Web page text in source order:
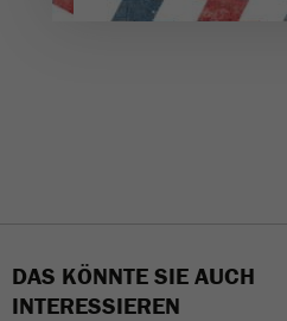
DAS KÖNNTE SIE AUCH
INTERESSIEREN